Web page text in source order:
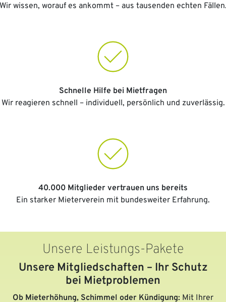
wissen, worauf es ankommt – aus tausenden echten
Schnelle Hilfe bei Mietfragen
Wir reagieren schnell – individuell, persönlich und zuverlässig.
40.000 Mitglieder vertrauen uns bereits
Ein starker Mieterverein mit bundesweiter Erfahrung.
Unsere Leistungs-Pakete
Unsere Mitgliedschaften – Ihr Schutz
bei Mietproblemen
Ob Mieterhöhung, Schimmel oder Kündigung: Mit Ihrer